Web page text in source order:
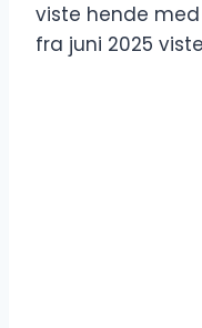
viste hende
fra juni 2025